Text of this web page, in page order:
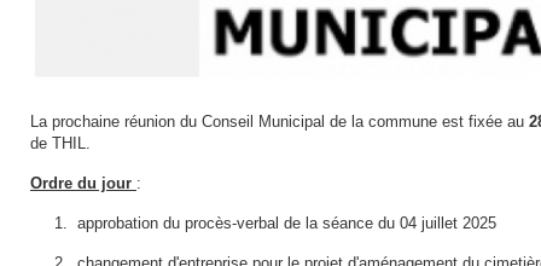
La prochaine réunion du Conseil Municipal de la commune est fixée au
de THIL.
Ordre du jour :
1. approbation du procès-verbal de la séance du 04 juillet 2025
2. changement d'entreprise pour le projet d'aménagement du